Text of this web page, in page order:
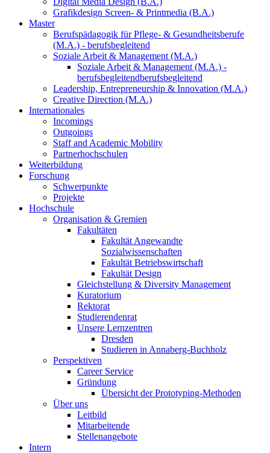
Grafikdesign Screen- & Printmedia (B.A.)
Master
Berufspädagogik für Pflege- & Gesundheitsberufe
(M.A.) - berufsbegleitend
Soziale Arbeit & Management (M.A.)
Soziale Arbeit & Management (M.A.) -
berufsbegleitendberufsbegleitend
Leadership, Entrepreneurship & Innovation (M.A.)
Creative Direction (M.A.)
Internationales
Incomings
Outgoings
Staff and Academic Mobility
Partnerhochschulen
Weiterbildung
Forschung
Schwerpunkte
Projekte
Hochschule
Organisation & Gremien
Fakultäten
Fakultät Angewandte
Sozialwissenschaften
Fakultät Betriebswirtschaft
Fakultät Design
Gleichstellung & Diversity Management
Kuratorium
Rektorat
Studierendenrat
Unsere Lernzentren
Dresden
Studieren in Annaberg-Buchholz
Perspektiven
Career Service
Gründung
Übersicht der Prototyping-Methoden
Über uns
Leitbild
Mitarbeitende
Stellenangebote
Intern